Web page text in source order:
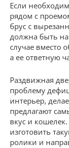
Если
рядом с
брус с
должна быть
случае вместо
а ее ответную
Раздвижная
проблему
интерьер,
предлагают
вкус и
изготовить
ролики и